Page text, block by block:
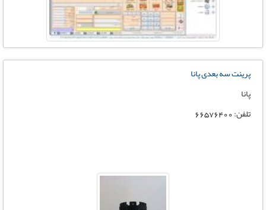
پرینت سه بعدی پانا
پانا
تلفن: 66576400